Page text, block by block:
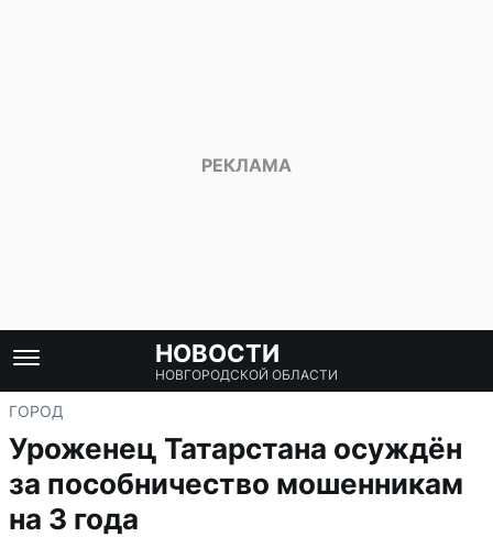
НОВОСТИ
НОВГОРОДСКОЙ ОБЛАСТИ
ГОРОД
Уроженец Татарстана осуждён
за пособничество мошенникам
на 3 года